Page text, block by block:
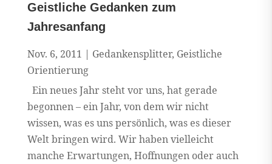
Geistliche Gedanken zum
Jahresanfang
Nov. 6, 2011 | Gedankensplitter, Geistliche
Orientierung
Ein neues Jahr steht vor uns, hat gerade
begonnen – ein Jahr, von dem wir nicht
wissen, was es uns persönlich, was es dieser
Welt bringen wird. Wir haben vielleicht
manche Erwartungen, Hoffnungen oder auch